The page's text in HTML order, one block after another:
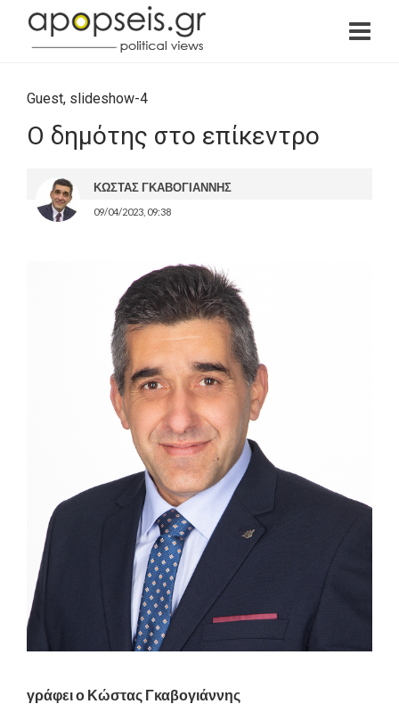
Guest, slideshow-4
Ο δημότης στο επίκεντρο
ΚΩΣΤΑΣ ΓΚΑΒΟΓΙΑΝΝΗΣ
09/04/2023, 09:38
γράφει ο Κώστας Γκαβογιάννης